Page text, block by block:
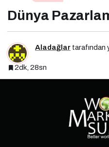
Dünya
Aladağlar tarafından
2dk, 28sn